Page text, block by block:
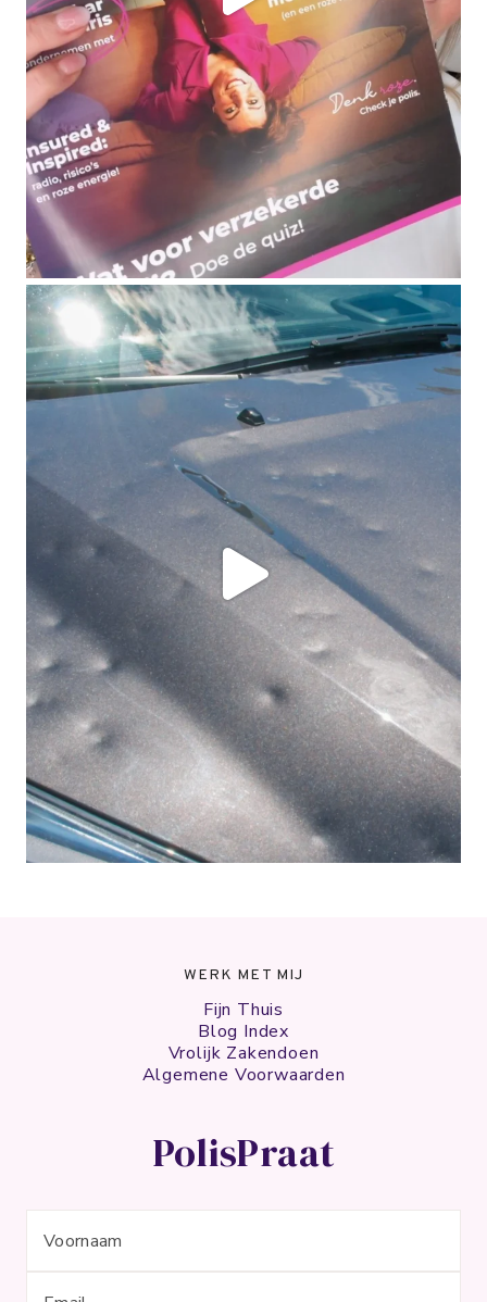
WERK MET MIJ
Fijn Thuis
Blog Index
Vrolijk Zakendoen
Algemene Voorwaarden
PolisPraat